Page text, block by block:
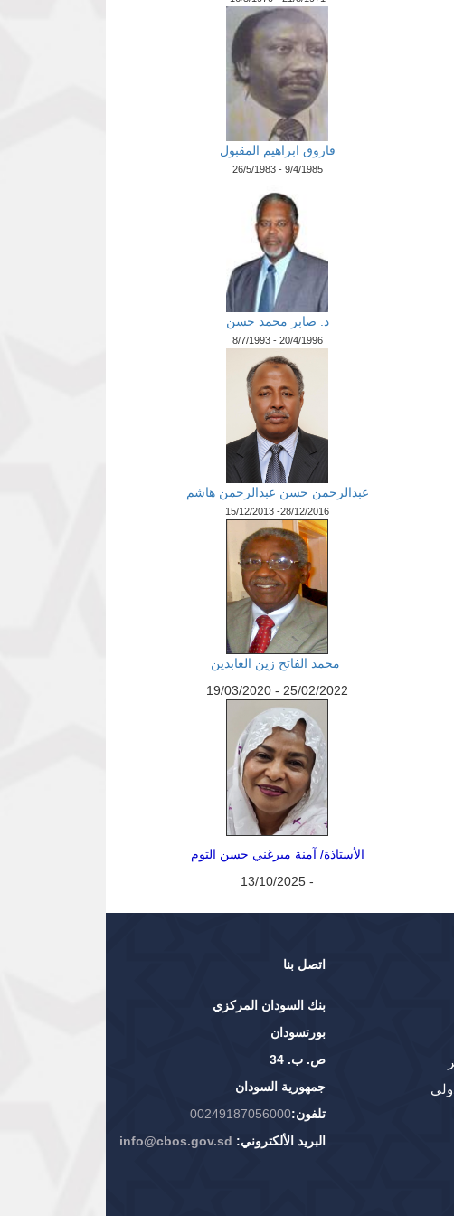
فاروق ابراهيم المقبول
26/5/1983 - 9/4/1985
د. صابر محمد حسن
8/7/1993 - 20/4/1996
عبدالرحمن حسن عبدالرحمن هاشم
15/12/2013 -28/12/2016
19/03/2020 - 25/02/2022
13/10/2025 -
اتصل بنا
بنك السودان المركزي
بورتسودان
ص. ب. 34
جمهورية السودان
تلفون:00249187056000
البريد الألكتروني: info@cbos.gov.sd